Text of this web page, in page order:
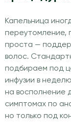
Капельница
переутомление,
проста —
волос.
подбираем под
инфузии в
на восполнение
симптомах по
но только под